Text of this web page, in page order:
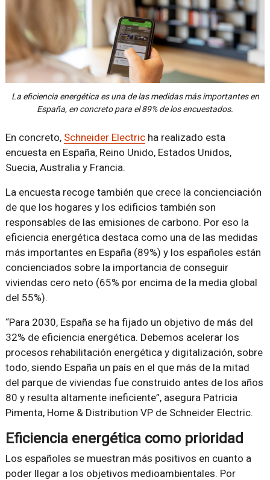
La eficiencia energética es una de las medidas más importantes en
España, en concreto para el 89% de los encuestados.
En concreto, Schneider Electricha realizado esta
encuesta en España, Reino Unido, Estados Unidos,
Suecia, Australia y Francia.
La encuesta recoge también que crece la concienciación
de que los hogares y los edificios también son
responsables de las emisiones de carbono. Por eso la
eficiencia energética destaca como una de las medidas
más importantes en España (89%) y los españoles están
concienciados sobre la importancia de conseguir
viviendas cero neto (65% por encima de la media global
del 55%).
“Para 2030, España se ha fijado un objetivo de más del
32% de eficiencia energética. Debemos acelerar los
procesos rehabilitación energética y digitalización, sobre
todo, siendo España un país en el que más de la mitad
del parque de viviendas fue construido antes de los años
80 y resulta altamente ineficiente”, asegura Patricia
Pimenta, Home & Distribution VP de Schneider Electric.
Eficiencia energética como prioridad
Los españoles se muestran más positivos en cuanto a
poder llegar a los objetivos medioambientales. Por